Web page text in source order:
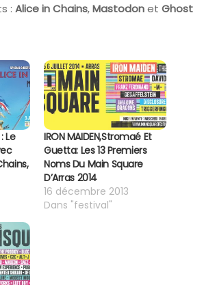
: Alice in Chains,Mastodonet Ghost
Le
IRON MAIDEN,Stromaé Et
Guetta: Les 13 Premiers
Noms Du Main Square
D’Arras 2014
16 décembre 2013
Dans "festival"